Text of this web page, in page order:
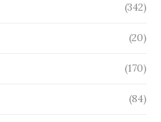
(342)
(20)
(170)
(84)